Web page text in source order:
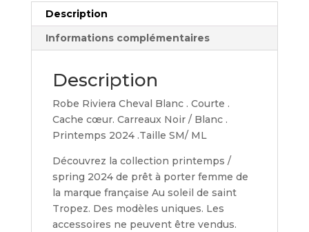
Description
Informations complémentaires
Description
Robe Riviera Cheval Blanc . Courte .
Cache cœur. Carreaux Noir / Blanc .
Printemps 2024 .Taille SM/ ML
Découvrez la collection printemps /
spring 2024 de prêt à porter femme de
la marque française Au soleil de saint
Tropez. Des modèles uniques. Les
accessoires ne peuvent être vendus.